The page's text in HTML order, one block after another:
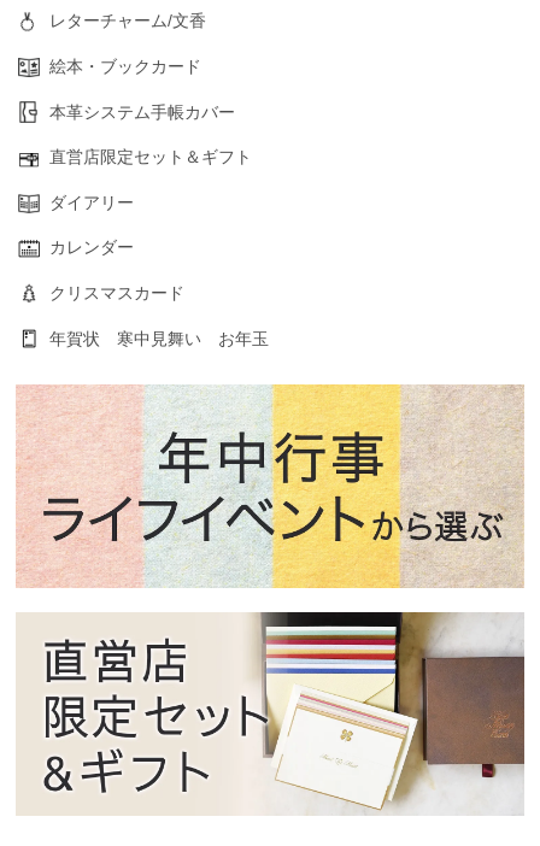
レターチャーム/文香
絵本・ブックカード
本革システム手帳カバー
直営店限定セット＆ギフト
ダイアリー
カレンダー
クリスマスカード
年賀状 寒中見舞い お年玉